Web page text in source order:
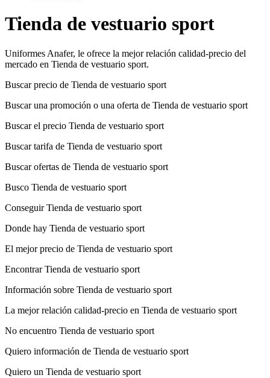
Tienda de vestuario sport
Uniformes Anafer, le ofrece la mejor relación calidad-precio del
mercado en Tienda de vestuario sport.
Buscar precio de Tienda de vestuario sport
Buscar una promoción o una oferta de Tienda de vestuario sport
Buscar el precio Tienda de vestuario sport
Buscar tarifa de Tienda de vestuario sport
Buscar ofertas de Tienda de vestuario sport
Busco Tienda de vestuario sport
Conseguir Tienda de vestuario sport
Donde hay Tienda de vestuario sport
El mejor precio de Tienda de vestuario sport
Encontrar Tienda de vestuario sport
Información sobre Tienda de vestuario sport
La mejor relación calidad-precio en Tienda de vestuario sport
No encuentro Tienda de vestuario sport
Quiero información de Tienda de vestuario sport
Quiero un Tienda de vestuario sport